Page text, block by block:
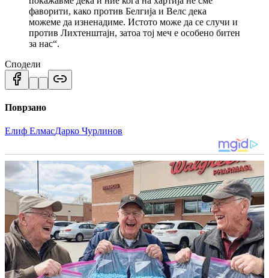
фаворити, како против Белгија и Велс дека
можеме да изненадиме. Истото може да се случи и
против Лихтенштајн, затоа тој меч е особено битен
за нас“.
Сподели
Поврзано
Елиф ЕлмасДарко Чурлинов